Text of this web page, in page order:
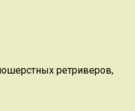
ретриверов,